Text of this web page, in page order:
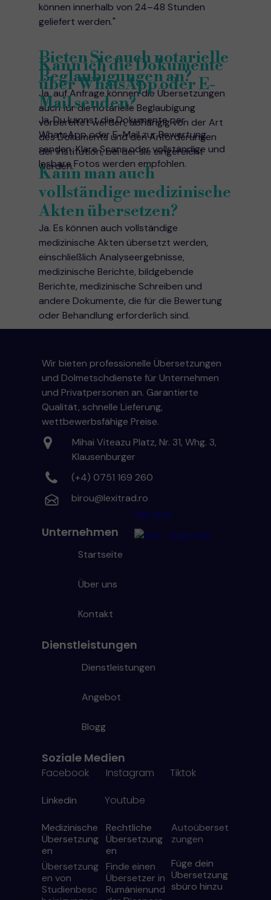
können innerhalb von 24–48 Stunden
geliefert werden."
Kann man auch
vollständige medizinische
Akten übersetzen?
Ja. Es können auch vollständige
medizinische Akten übersetzt werden,
einschließlich Analyseergebnisse,
medizinische Berichte, bildgebende
Berichte, medizinische Schreiben und
andere Dokumente, die für die Bewertung
oder Behandlung erforderlich sind.
Kann ich die Dokumente
über WhatsApp oder E-
Mail senden?
Ja. Du kannst die Dokumente per
WhatsApp oder E-Mail zur Bewertung
senden. Klare Scans oder vollständige und
lesbare Fotos werden empfohlen.
Bieten Sie auch notarielle
Beglaubigungen an?
Ja, auf Anfrage können die Übersetzungen
auch für die notarielle Beglaubigung
vorbereitet werden, abhängig von der Art
des Dokuments und den Anforderungen
der Institution, bei der sie eingereicht
werden.
Serviete
Linkedin Youtube
Tiktok
Instagram
Übersetzung
en von
Studienbesc
Autoüberset
zungen
Rechtliche
Übersetzung
en
Füge dein
Übersetzung
sbüro hinzu
Finde einen
Übersetzer in
Rumänienund
Medizinische
Übersetzung
en
Facebook
(+4) 0751 169 260
birou@lexitrad.ro
Mihai Viteazu Platz, Nr. 31, Whg. 3,
Klausenburger
Wir bieten professionelle Übersetzungen
und Dolmetschdienste für Unternehmen
und Privatpersonen an. Garantierte
Qualität, schnelle Lieferung,
wettbewerbsfähige Preise.
Unternehmen
Startseite
Über uns
Kontakt
Dienstleistungen
Dienstleistungen
Angebot
Blogg
Soziale Medien